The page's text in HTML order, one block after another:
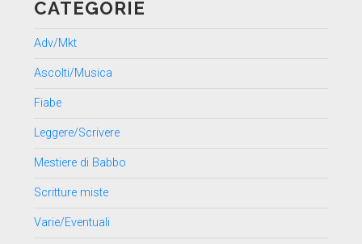
CATEGORIE
Adv/Mkt
Ascolti/Musica
Fiabe
Leggere/Scrivere
Mestiere di Babbo
Scritture miste
Varie/Eventuali